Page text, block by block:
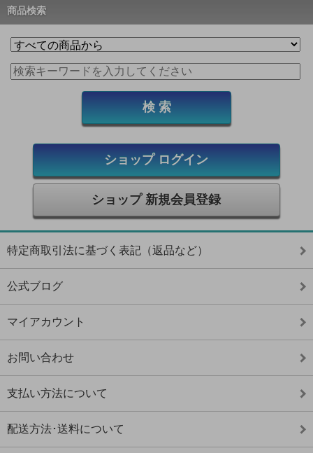
商品検索
ショップ ログイン
ショップ 新規会員登録
特定商取引法に基づく表記（返品など）
公式ブログ
マイアカウント
お問い合わせ
支払い方法について
配送方法･送料について